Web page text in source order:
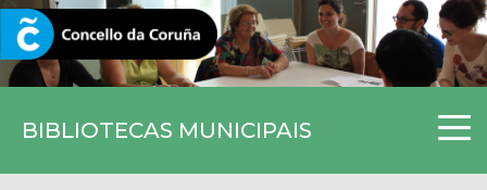
BIBLIOTECAS MUNICIPAIS
CORUNA.GAL